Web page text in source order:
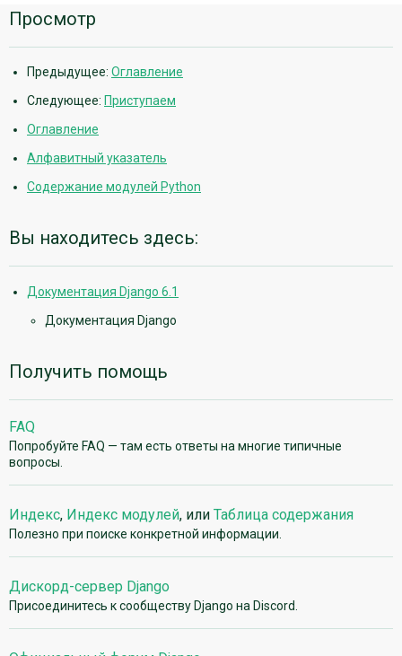
Дополнительная
информация
Просмотр
Предыдущее: Оглавление
Следующее: Приступаем
Оглавление
Алфавитный указатель
Содержание модулей Python
Вы находитесь здесь:
Документация Django 6.1
Документация Django
Получить помощь
FAQ
Попробуйте FAQ — там есть ответы на многие типичные
вопросы.
Индекс, Индекс модулей, или Таблица содержания
Полезно при поиске конкретной информации.
Дискорд-сервер Django
Присоединитесь к сообществу Django на Discord.